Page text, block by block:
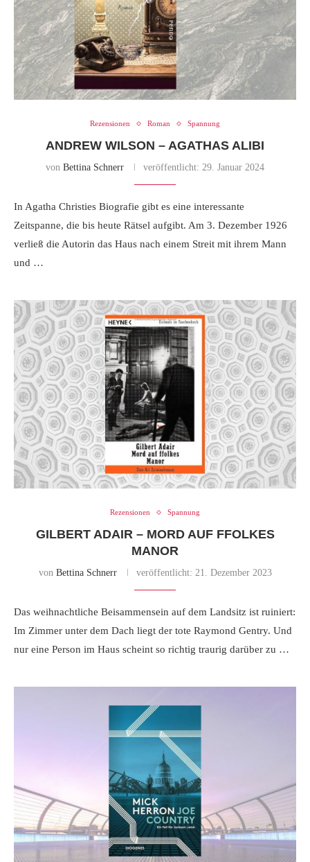
Rezensionen Roman Spannung
ANDREW WILSON – AGATHAS ALIBI
von Bettina Schnerr veröffentlicht: 29. Januar 2024
In Agatha Christies Biografie gibt es eine interessante
Zeitspanne, die bis heute Rätsel aufgibt. Am 3. Dezember 1926
verließ die Autorin das Haus nach einem Streit mit ihrem Mann
und …
Rezensionen Spannung
GILBERT ADAIR – MORD AUF FFOLKES
MANOR
von Bettina Schnerr veröffentlicht: 21. Dezember 2023
Das weihnachtliche Beisammensein auf dem Landsitz ist ruiniert:
Im Zimmer unter dem Dach liegt der tote Raymond Gentry. Und
nur eine Person im Haus scheint so richtig traurig darüber zu …